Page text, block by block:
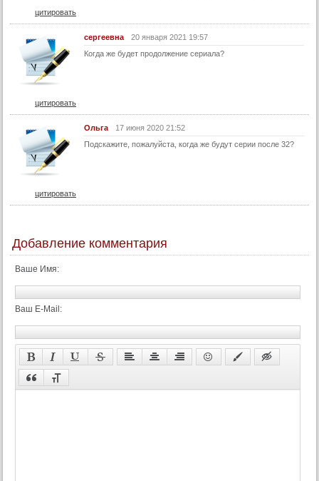
72 серия
73 серия
74 серия
75 серия
76 серия
78 серия
79 серия
цитировать
сергеевна
20 января 2021 19:57
Когда же будет продолжение сериала?
цитировать
Ольга
17 июня 2020 21:52
Подскажите, пожалуйста, когда же будут серии после 32?
цитировать
Добавление комментария
Ваше Имя:
Ваш E-Mail: